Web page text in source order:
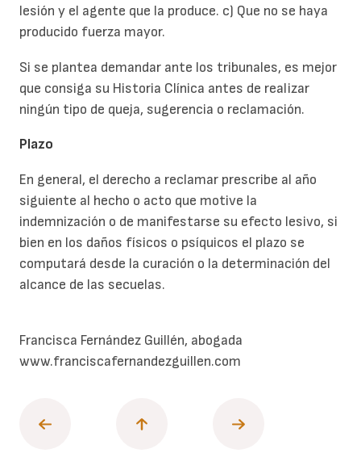
lesión y el agente que la produce. c) Que no se haya
producido fuerza mayor.
Si se plantea demandar ante los tribunales, es mejor
que consiga su Historia Clínica antes de realizar
ningún tipo de queja, sugerencia o reclamación.
Plazo
En general, el derecho a reclamar prescribe al año
siguiente al hecho o acto que motive la
indemnización o de manifestarse su efecto lesivo, si
bien en los daños físicos o psíquicos el plazo se
computará desde la curación o la determinación del
alcance de las secuelas.
Francisca Fernández Guillén, abogada
www.franciscafernandezguillen.com